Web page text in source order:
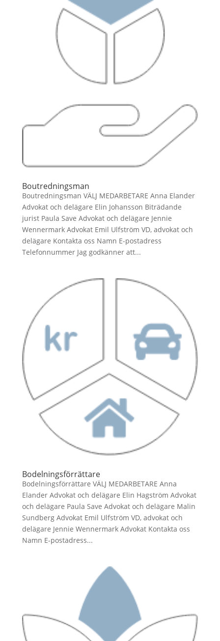
Boutredningsman
Boutredningsman VÄLJ MEDARBETARE Anna Elander
Advokat och delägare Elin Johansson Biträdande
jurist Paula Save Advokat och delägare Jennie
Wennermark Advokat Emil Ulfström VD, advokat och
delägare Kontakta oss Namn E-postadress
Telefonnummer Jag godkänner att...
Bodelningsförrättare
Bodelningsförrättare VÄLJ MEDARBETARE Anna
Elander Advokat och delägare Elin Hagström Advokat
och delägare Paula Save Advokat och delägare Malin
Sundberg Advokat Emil Ulfström VD, advokat och
delägare Jennie Wennermark Advokat Kontakta oss
Namn E-postadress...